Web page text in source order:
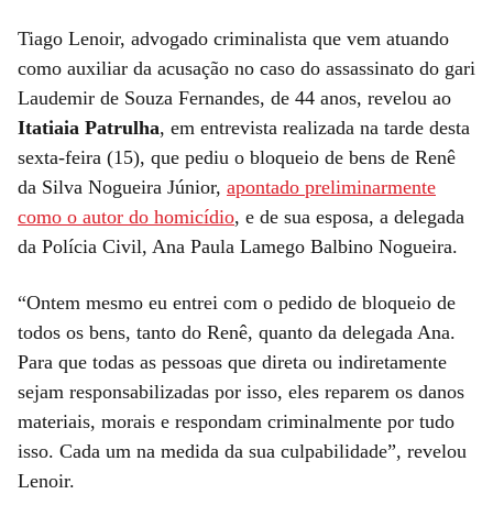
Tiago Lenoir, advogado criminalista que vem atuando
como auxiliar da acusação no caso do assassinato do gari
Laudemir de Souza Fernandes, de 44 anos, revelou ao
Itatiaia Patrulha, em entrevista realizada na tarde desta
sexta-feira (15), que pediu o bloqueio de bens de Renê
da Silva Nogueira Júnior, apontado preliminarmente
como o autor do homicídio, e de sua esposa, a delegada
da Polícia Civil, Ana Paula Lamego Balbino Nogueira.
“Ontem mesmo eu entrei com o pedido de bloqueio de
todos os bens, tanto do Renê, quanto da delegada Ana.
Para que todas as pessoas que direta ou indiretamente
sejam responsabilizadas por isso, eles reparem os danos
materiais, morais e respondam criminalmente por tudo
isso. Cada um na medida da sua culpabilidade”, revelou
Lenoir.